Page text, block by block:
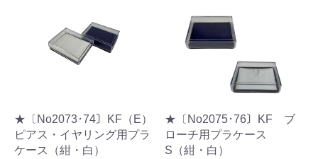
★〔No2073･74〕KF（E）
ピアス・イヤリング用プラ
ケース（紺・白）
★〔No2075･76〕KF ブ
ローチ用プラケース
S（紺・白）